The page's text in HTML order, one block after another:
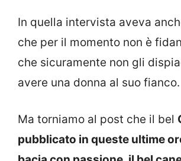
In quella intervista aveva
che per il momento non è
che sicuramente non gli
avere una donna al suo fianco.
Ma torniamo al post che il bel
pubblicato in queste ultime